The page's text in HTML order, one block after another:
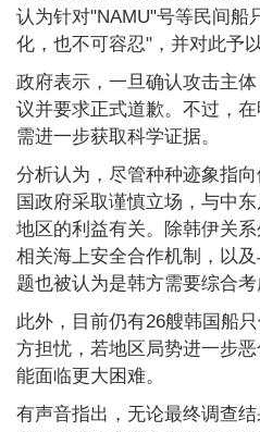
认为针对"NAMU"号等民间船
化，也不可容忍"，并对此予
政府表示，一旦确认攻击主
议并要求正式道歉。不过，
需进一步获取科学证据。
分析认为，尽管种种迹象指
国政府采取谨慎立场，与中
地区的利益有关。除韩伊关
相关海上安全合作机制，以
题也被认为是韩方需要综合考
此外，目前仍有26艘韩国船
方担忧，若地区局势进一步
能面临更大困难。
有声音指出，无论最终调查